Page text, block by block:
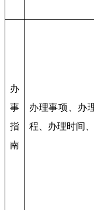
办
事
指
南
办理事项、办
程、办理时间